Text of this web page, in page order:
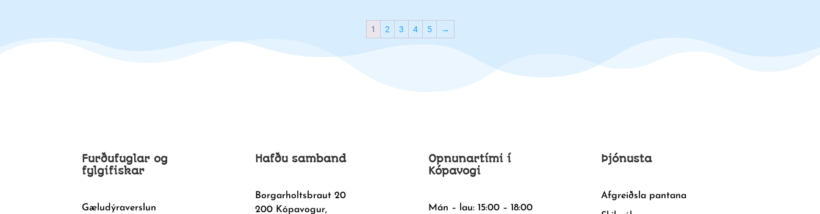
1 2 3 4 5 →
Furðufuglar og
fylgifiskar
Gæludýraverslun
Hafðu samband
Borgarholtsbraut 20
200 Kópavogur,
Opnunartími í
Kópavogi
Mán – lau: 15:00 – 18:00
Þjónusta
Afgreiðsla pantana